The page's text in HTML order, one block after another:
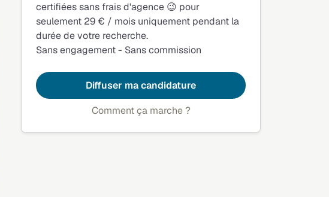
certifiées sans frais d'agence 😉 pour
seulement 29 € / mois uniquement pendant la
durée de votre recherche.
Sans engagement - Sans commission
Diffuser ma candidature
Comment ça marche ?